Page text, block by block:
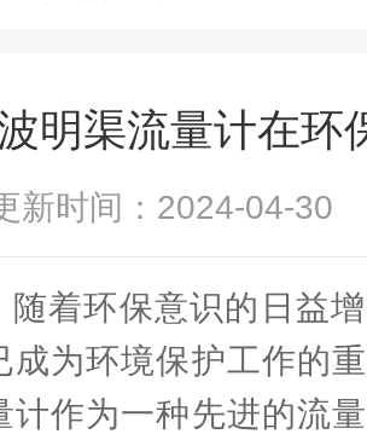
明渠流量计在环
新时间：2024-04-
环保意识的日益增
成为环境保护工作的
计作为一种先进的流